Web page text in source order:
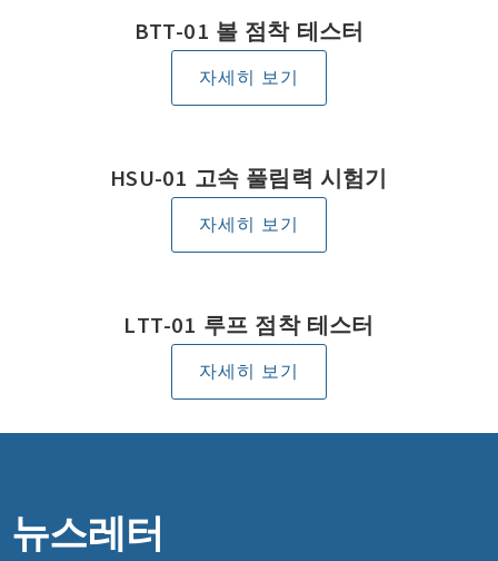
BTT-01 볼 점착 테스터
자세히 보기
HSU-01 고속 풀림력 시험기
자세히 보기
LTT-01 루프 점착 테스터
자세히 보기
뉴스레터